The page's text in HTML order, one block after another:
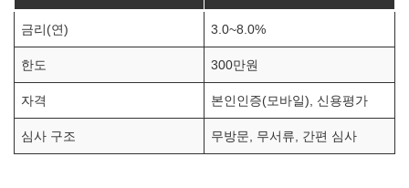
금리(연) 3.0~8.0%
한도 300만원
자격 본인인증(모바일), 신용평가
심사 구조 무방문, 무서류, 간편 심사